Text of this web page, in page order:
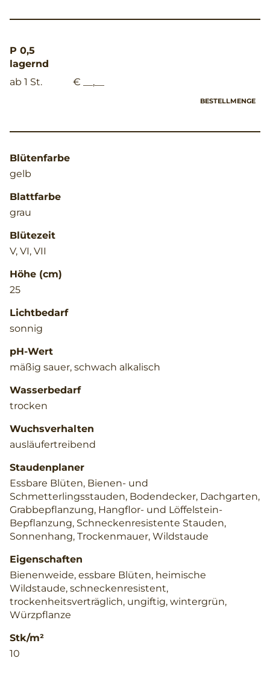
P 0,5
lagernd
ab 1 St.
€ __,__
BESTELLMENGE
Blütenfarbe
gelb
Blattfarbe
grau
Blütezeit
V, VI, VII
Höhe (cm)
25
Lichtbedarf
sonnig
pH-Wert
mäßig sauer, schwach alkalisch
Wasserbedarf
trocken
Wuchsverhalten
ausläufertreibend
Staudenplaner
Essbare Blüten, Bienen- und
Schmetterlingsstauden, Bodendecker, Dachgarten,
Grabbepflanzung, Hangflor- und Löffelstein-
Bepflanzung, Schneckenresistente Stauden,
Sonnenhang, Trockenmauer, Wildstaude
Eigenschaften
Bienenweide, essbare Blüten, heimische
Wildstaude, schneckenresistent,
trockenheitsverträglich, ungiftig, wintergrün,
Würzpflanze
Stk/m²
10